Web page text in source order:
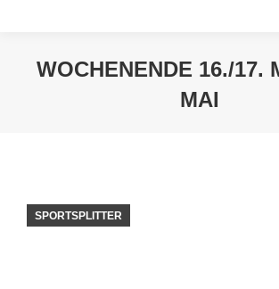
WOCHENENDE 16./17.
MAI
SPORTSPLITTER